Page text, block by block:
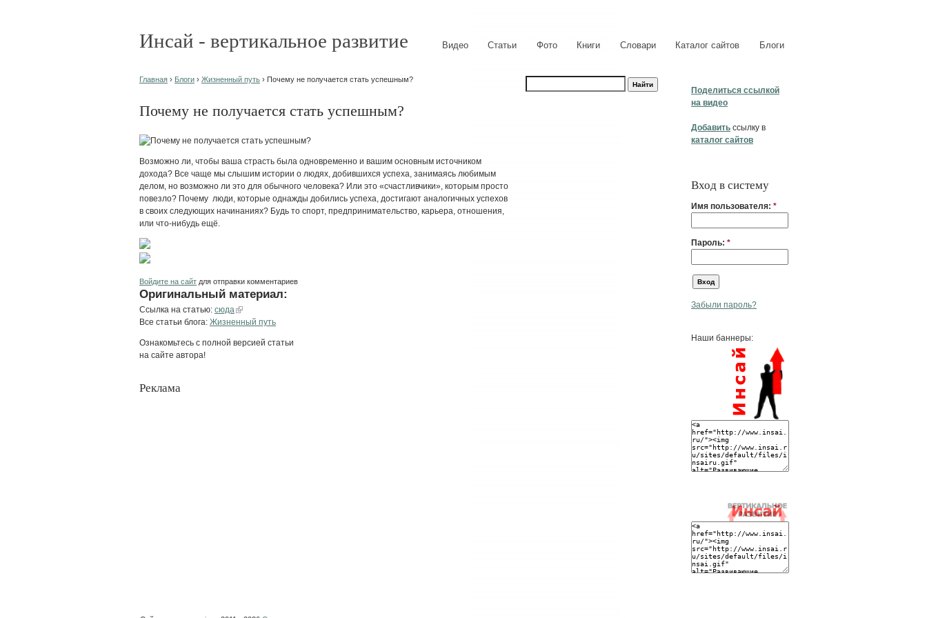
Инсай - вертикальное развитие Видео Статьи Фото Книги Словари Каталог сайтов Блоги
Поделиться ссылкой
на видео
Добавить ссылку в
каталог сайтов
Вход в систему
Имя пользователя: *
Пароль: *
Забыли пароль?
Наши баннеры:
Главная › Блоги › Жизненный путь › Почему не получается стать успешным?
Почему не получается стать успешным?
Возможно ли, чтобы ваша страсть была одновременно и вашим основным источником
дохода? Все чаще мы слышим истории о людях, добившихся успеха, занимаясь любимым
делом, но возможно ли это для обычного человека? Или это «счастливчики», которым просто
повезло? Почему люди, которые однажды добились успеха, достигают аналогичных успехов
в своих следующих начинаниях? Будь то спорт, предпринимательство, карьера, отношения,
или что-нибудь ещё.
Войдите на сайт для отправки комментариев
Оригинальный материал:
Ссылка на статью: сюда
Все статьи блога: Жизненный путь
Ознакомьтесь с полной версией статьи
на сайте автора!
Реклама